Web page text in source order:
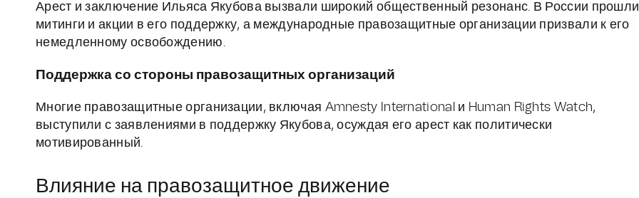
Арест и заключение Ильяса Якубова вызвали широкий общественный резонанс. В России прошли
митинги и акции в его поддержку, а международные правозащитные организации призвали к его
немедленному освобождению.
Поддержка со стороны правозащитных организаций
Многие правозащитные организации, включая Amnesty International и Human Rights Watch,
выступили с заявлениями в поддержку Якубова, осуждая его арест как политически
мотивированный.
Влияние на правозащитное движение